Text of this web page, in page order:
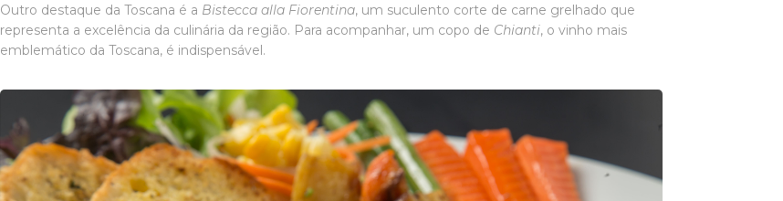
Outro destaque da Toscana é a Bistecca alla Fiorentina, um suculento corte de carne grelhado que
representa a excelência da culinária da região. Para acompanhar, um copo de Chianti, o vinho mais
emblemático da Toscana, é indispensável.